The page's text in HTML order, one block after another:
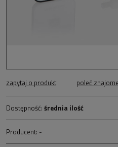
zapytaj o produkt poleć
Dostępność: średnia ilość
Producent: -